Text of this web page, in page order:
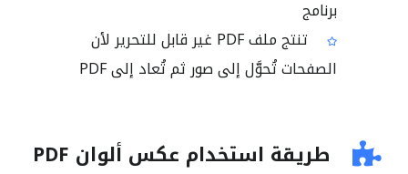
برنامج
تنتج ملف PDF غير قابل للتحرير لأن
الصفحات تُحوَّل إلى صور ثم تُعاد إلى PDF
طريقة استخدام عكس ألوان PDF